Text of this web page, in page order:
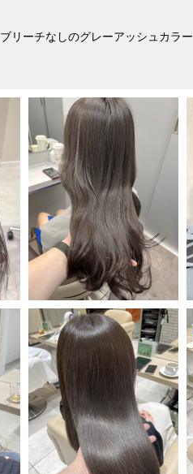
ブリーチなしのグレーアッシュカラー